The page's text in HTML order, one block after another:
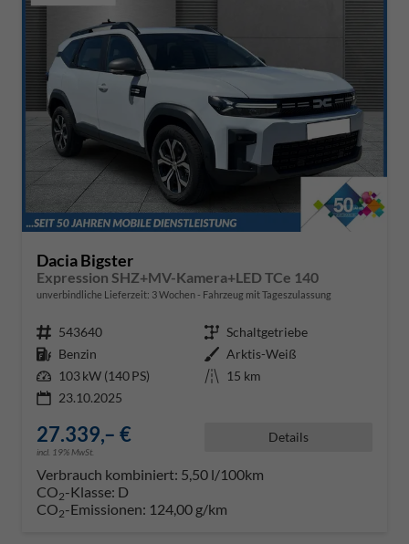
Dacia Bigster
Expression SHZ+MV-Kamera+LED TCe 140
unverbindliche Lieferzeit: 3 Wochen Fahrzeug mit Tageszulassung
Fahrzeugnr. 543640 Getriebe Schaltgetriebe
Kraftstoff Benzin Außenfarbe Arktis-Weiß
Leistung 103 kW (140 PS) Kilometerstand 15 km
23.10.2025
27.339,– €
incl. 19% MwSt.
Details
Verbrauch kombiniert: 5,50 l/100km
CO2-Klasse: D
CO2-Emissionen: 124,00 g/km